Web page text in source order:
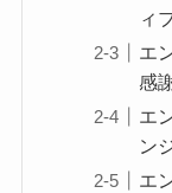
ィ
エ
感
エ
ン
エ